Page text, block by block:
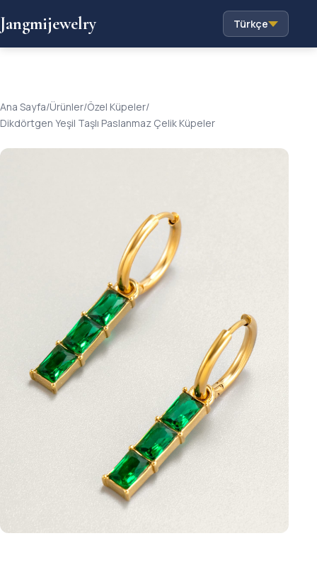
Jangmijewelry Türkçe
Ana Sayfa/Ürünler/Özel Küpeler/
Dikdörtgen Yeşil Taşlı Paslanmaz Çelik Küpeler